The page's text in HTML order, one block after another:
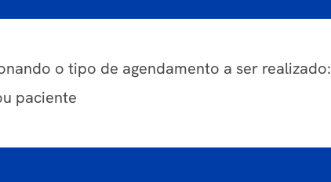
o tipo de agendamento a ser realizado:
paciente